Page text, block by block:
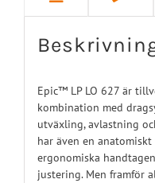
Epic™ LP LO 627 är
kombination med
utväxling, avlastning
har även en
ergonomiska
justering. Men framför